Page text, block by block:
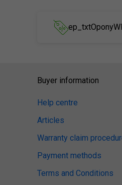
Buyer information
Help centre
Articles
Warranty claim
Payment methods
Terms and Conditions